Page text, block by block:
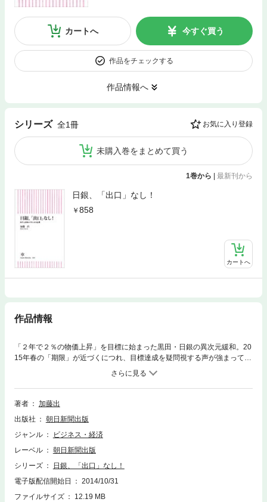
カートへ 今すぐ買う
作品をチェックする
作品情報へ
シリーズ 全1冊 お気に入り登録
未購入巻をまとめて買う
1巻から 最新刊から
日銀、「出口」なし！
858
カートへ
作品情報
「２年で２％の物価上昇」を目標に始まった黒田・日銀の異次元緩和。20
15年春の「期限」が近づくにつれ、目標達成を疑問視する声が強まってい
る。最悪のシナリオは、国債暴落→長期金利の急騰。見えない出口にもが
く日銀を、No.1ウオッチャーが鋭く分析する。
著者
加藤出
出版社
朝日新聞出版
ジャンル
ビジネス・経済
レーベル
朝日新聞出版
シリーズ
日銀、「出口」なし！
電子版配信開始日
2014/10/31
ファイルサイズ
12.19 MB